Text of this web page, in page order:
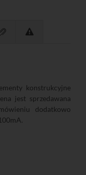
konstrukcyjne
jest sprzedawana
dodatkowo